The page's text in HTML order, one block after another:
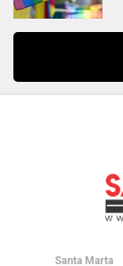
Santa Marta